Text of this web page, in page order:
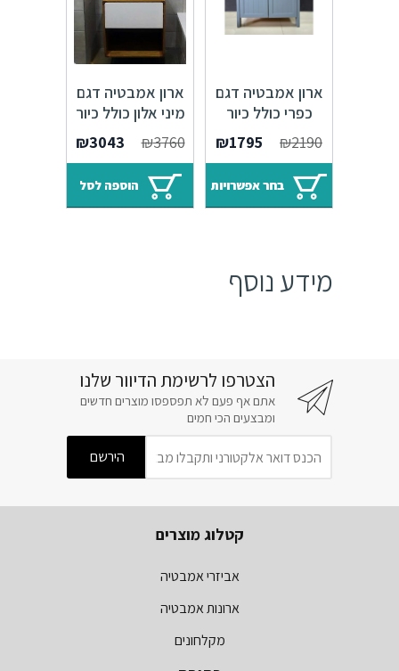
ארון אמבטיה דגם
כפרי כולל כיור
אינטגרלי או בוצ'ר
עץ אלון
₪2190
₪1795
בחר אפשרויות
ארון אמבטיה דגם
מיני אלון כולל כיור
איטגרלי או משטח
עץ אלון
₪3760
המחיר
המקורי
היה:
₪3760.
₪3043
הנוכחי
₪3043.
הוספה לסל
מידע נוסף
הצטרפו לרשימת הדיוור שלנו
אתם אף פעם לא תפספסו מוצרים חדשים
ומבצעים הכי חמים
קטלוג מוצרים
אביזרי אמבטיה
ארונות אמבטיה
מקלחונים